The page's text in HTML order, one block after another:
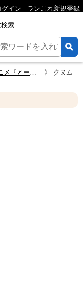
グイン ランこれ新規登録
索
神』のキャラクター人気投票 クヌム